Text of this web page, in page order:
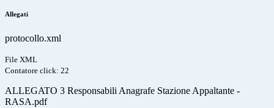
Allegati
protocollo.xml
File XML
Contatore click: 22
ALLEGATO 3 Responsabili Anagrafe Stazione Appaltante -
RASA.pdf